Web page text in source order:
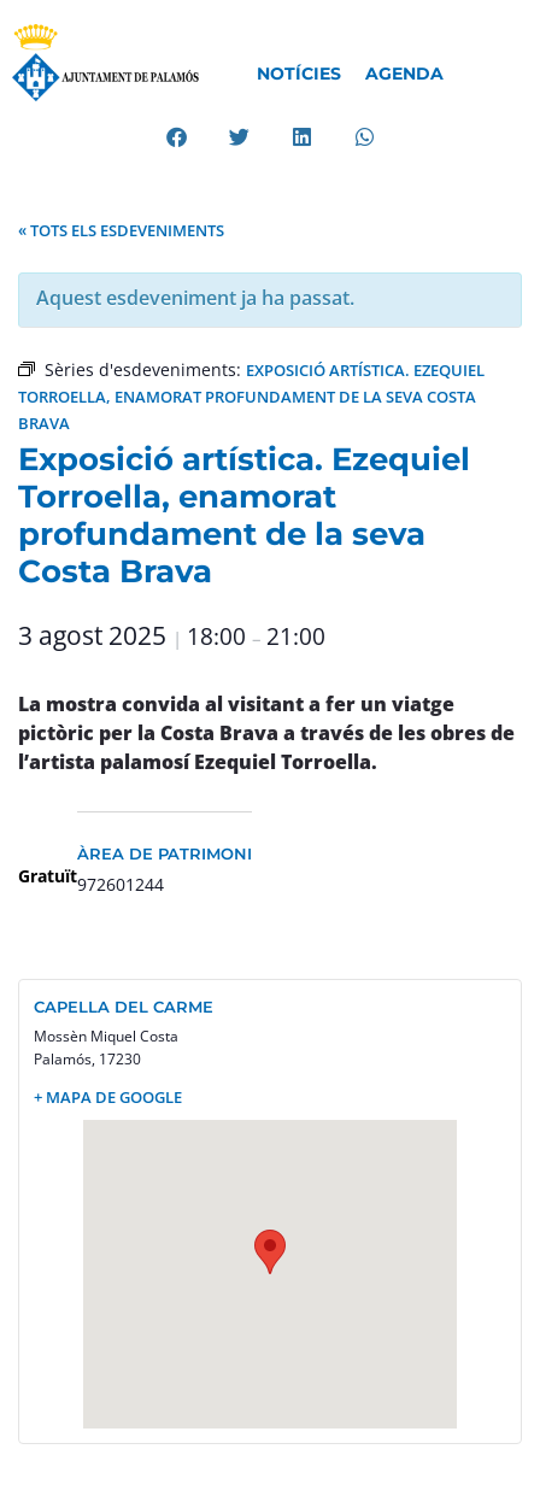
NOTÍCIES AGENDA
« TOTS ELS ESDEVENIMENTS
Aquest esdeveniment ja ha passat.
Sèries d'esdeveniments: EXPOSICIÓ ARTÍSTICA. EZEQUIEL
TORROELLA, ENAMORAT PROFUNDAMENT DE LA SEVA COSTA
BRAVA
Exposició artística. Ezequiel
Torroella, enamorat
profundament de la seva
Costa Brava
3 agost 2025 | 18:00 – 21:00
La mostra convida al visitant a fer un viatge
pictòric per la Costa Brava a través de les obres de
l’artista palamosí Ezequiel Torroella.
Gratuït
ÀREA DE PATRIMONI
972601244
CAPELLA DEL CARME
Mossèn Miquel Costa
Palamós, 17230
+ MAPA DE GOOGLE